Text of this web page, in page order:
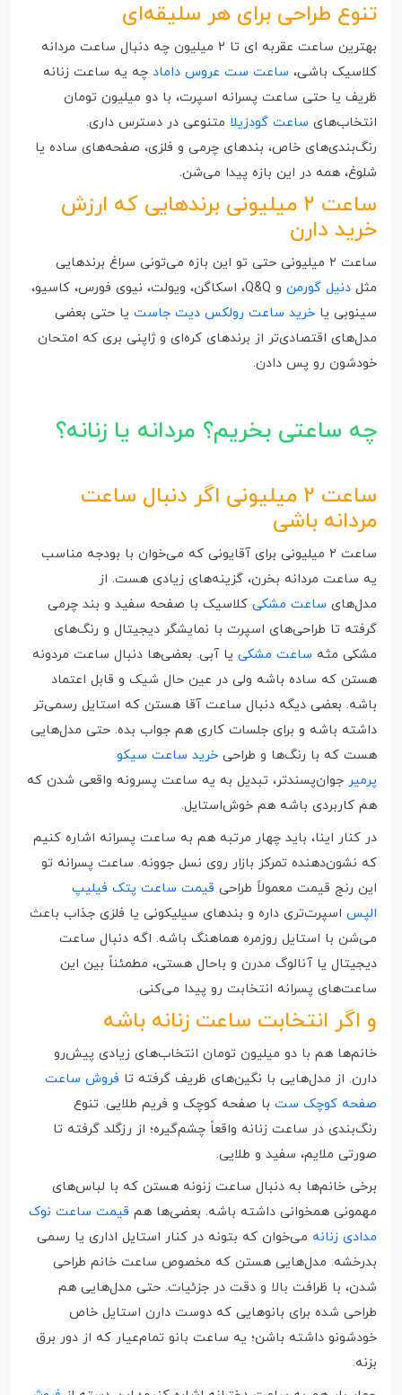
تنوع طراحی برای هر سلیقه‌ای
بهترین ساعت عقربه ای تا ۲ میلیون چه دنبال ساعت مردانه
کلاسیک باشی، ساعت ست عروس داماد چه یه ساعت زنانه
ظریف یا حتی ساعت پسرانه اسپرت، با دو میلیون تومان
انتخاب‌های ساعت گودزیلا متنوعی در دسترس داری.
رنگ‌بندی‌های خاص، بندهای چرمی و فلزی، صفحه‌های ساده یا
شلوغ، همه در این بازه پیدا می‌شن.
ساعت ۲ میلیونی برندهایی که ارزش
خرید دارن
ساعت ۲ میلیونی حتی تو این بازه می‌تونی سراغ برندهایی
مثل دنیل گورمن
و Q&Q، اسکاگن، ویولت، نیوی فورس، کاسیو،
سینوبی یا خرید ساعت رولکس دیت جاست یا حتی بعضی
مدل‌های اقتصادی‌تر از برندهای کره‌ای و ژاپنی بری که امتحان
خودشون رو پس دادن.
چه ساعتی بخریم؟ مردانه یا زنانه؟
ساعت ۲ میلیونی اگر دنبال ساعت
مردانه باشی
ساعت ۲ میلیونی برای آقایونی که می‌خوان با بودجه مناسب
یه ساعت مردانه بخرن، گزینه‌های زیادی هست. از
مدل‌های ساعت مشکی کلاسیک با صفحه سفید و بند چرمی
گرفته تا طراحی‌های اسپرت با نمایشگر دیجیتال و رنگ‌های
مشکی مثه ساعت مشکی یا آبی. بعضی‌ها دنبال ساعت مردونه
هستن که ساده باشه ولی در عین حال شیک و قابل اعتماد
باشه. بعضی دیگه دنبال ساعت آقا هستن که استایل رسمی‌تر
داشته باشه و برای جلسات کاری هم جواب بده. حتی مدل‌هایی
هست که با رنگ‌ها و طراحی خرید ساعت سیکو
پرمیر جوان‌پسندتر، تبدیل به یه ساعت پسرونه واقعی شدن که
هم کاربردی باشه هم خوش‌استایل.
در کنار اینا، باید چهار مرتبه هم به ساعت پسرانه اشاره کنیم
که نشون‌دهنده تمرکز بازار روی نسل جوونه. ساعت پسرانه تو
این رنج قیمت معمولاً طراحی قیمت ساعت پتک فیلیپ
الپس اسپرت‌تری داره و بندهای سیلیکونی یا فلزی جذاب باعث
می‌شن با استایل روزمره هماهنگ باشه. اگه دنبال ساعت
دیجیتال یا آنالوگ مدرن و باحال هستی، مطمئناً بین این
ساعت‌های پسرانه انتخابت رو پیدا می‌کنی.
و اگر انتخابت ساعت زنانه باشه
خانم‌ها هم با دو میلیون تومان انتخاب‌های زیادی پیش‌رو
دارن. از مدل‌هایی با نگین‌های ظریف گرفته تا فروش ساعت
صفحه کوچک ست با صفحه کوچک و فریم طلایی. تنوع
رنگ‌بندی در ساعت زنانه واقعاً چشم‌گیره؛ از رزگلد گرفته تا
صورتی ملایم، سفید و طلایی.
برخی خانم‌ها به دنبال ساعت زنونه هستن که با لباس‌های
مهمونی همخوانی داشته باشه. بعضی‌ها هم قیمت ساعت نوک
مدادی زنانه می‌خوان که بتونه در کنار استایل اداری یا رسمی
بدرخشه. مدل‌هایی هستن که مخصوص ساعت خانم طراحی
شدن، با ظرافت بالا و دقت در جزئیات. حتی مدل‌هایی هم
طراحی شده برای بانوهایی که دوست دارن استایل خاص
خودشونو داشته باشن؛ یه ساعت بانو تمام‌عیار که از دور برق
بزنه.